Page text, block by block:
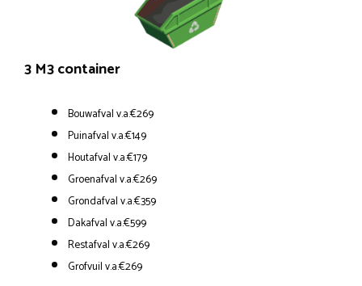
3 M3 container
Bouwafval v.a.€269
Puinafval v.a.€149
Houtafval v.a.€179
Groenafval v.a.€269
Grondafval v.a.€359
Dakafval v.a.€599
Restafval v.a.€269
Grofvuil v.a.€269